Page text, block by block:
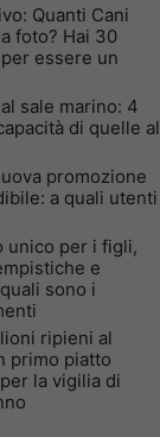
Quanti Cani
foto? Hai 30
essere un
sale marino: 4
di quelle al
promozione
a quali utenti
unico per i figli,
e
sono i
ripieni al
primo piatto
la vigilia di